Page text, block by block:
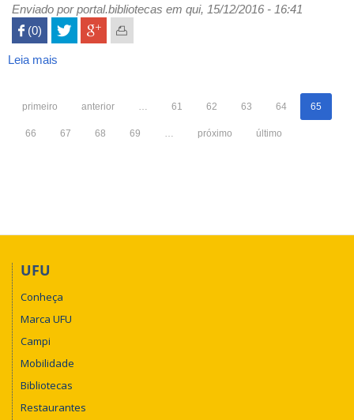
de
Economia
e
Enviado porportal.bibliotecas em qui, 15/12/2016 - 16:41
 (0)
Leia mais
primeiro anterior 61 62 63 64 65
66 67 68 69 próximo último
UFU
Conheça
Marca UFU
Campi
Mobilidade
Bibliotecas
Restaurantes